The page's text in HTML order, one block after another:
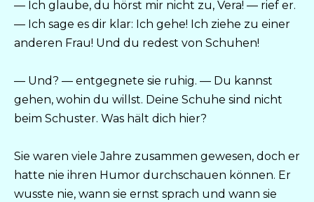
— Ich glaube, du hörst mir nicht zu, Vera! — rief er.
— Ich sage es dir klar: Ich gehe! Ich ziehe zu einer
anderen Frau! Und du redest von Schuhen!
— Und? — entgegnete sie ruhig. — Du kannst
gehen, wohin du willst. Deine Schuhe sind nicht
beim Schuster. Was hält dich hier?
Sie waren viele Jahre zusammen gewesen, doch er
hatte nie ihren Humor durchschauen können. Er
wusste nie, wann sie ernst sprach und wann sie